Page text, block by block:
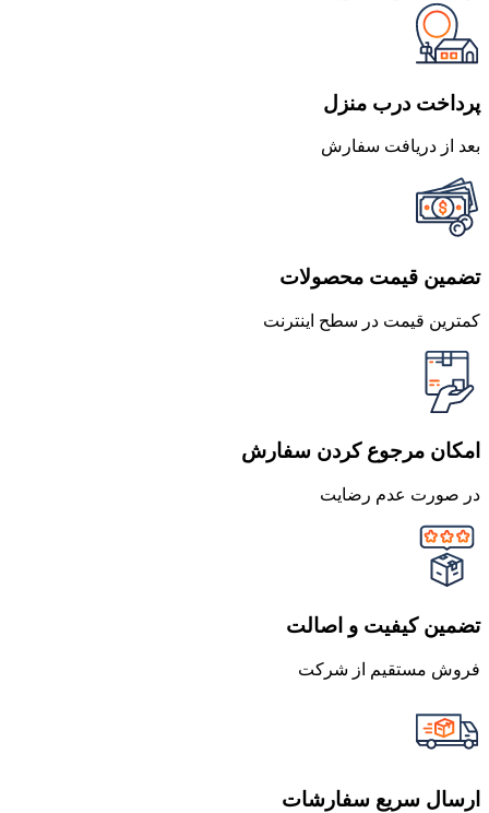
پرداخت درب منزل
بعد از دریافت سفارش
تضمین قیمت محصولات
کمترین قیمت در سطح اینترنت
امکان مرجوع کردن سفارش
در صورت عدم رضایت
تضمین کیفیت و اصالت
فروش مستقیم از شرکت
ارسال سریع سفارشات